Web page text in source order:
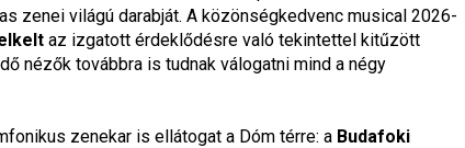
zenei világú darabját. A közönségkedvenc musical 2026-
az izgatott érdeklődésre való tekintettel kitűzött
nézők továbbra is tudnak válogatni mind a négy
zenekar is ellátogat a Dóm térre: a Budafoki